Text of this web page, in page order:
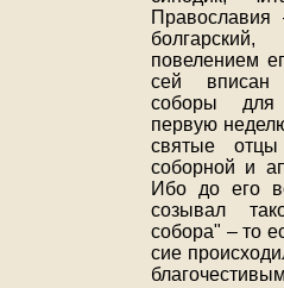
Православия
повелением
сей вписан
соборы для
первую
святые
соборной и
Ибо до его
созывал
собора" – то
сие